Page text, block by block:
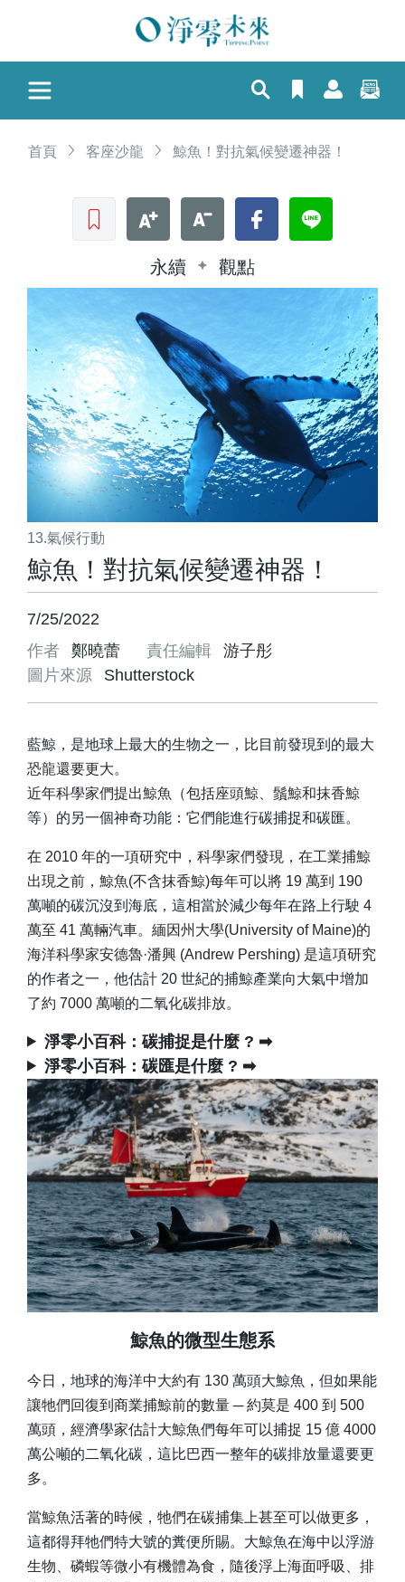
首頁 客座沙龍 鯨魚！對抗氣候變遷神器！
收藏文章 文字加大 文字縮小 Facebook
永續 觀點
13.氣候行動
鯨魚！對抗氣候變遷神器！
7/25/2022
作者
鄭曉蕾 責任編輯
游子彤
圖片來源
Shutterstock
藍鯨，是地球上最大的生物之一，比目前發現到的最大
恐龍還要更大。
近年科學家們提出鯨魚（包括座頭鯨、鬚鯨和抹香鯨
等）的另一個神奇功能：它們能進行碳捕捉和碳匯。
在 2010 年的一項研究中，科學家們發現，在工業捕鯨
出現之前，鯨魚(不含抹香鯨)每年可以將 19 萬到 190
萬噸的碳沉沒到海底，這相當於減少每年在路上行駛 4
萬至 41 萬輛汽車。緬因州大學(University of Maine)的
海洋科學家安德魯·潘興 (Andrew Pershing) 是這項研究
的作者之一，他估計 20 世紀的捕鯨產業向大氣中增加
了約 7000 萬噸的二氧化碳排放。
淨零小百科：碳捕捉是什麼 ? ➡
淨零小百科：碳匯是什麼 ? ➡
鯨魚的微型生態系
今日，地球的海洋中大約有 130 萬頭大鯨魚，但如果能
讓牠們回復到商業捕鯨前的數量 ─ 約莫是 400 到 500
萬頭，經濟學家估計大鯨魚們每年可以捕捉 15 億 4000
萬公噸的二氧化碳，這比巴西一整年的碳排放量還要更
多。
當鯨魚活著的時候，牠們在碳捕集上甚至可以做更多，
這都得拜牠們特大號的糞便所賜。大鯨魚在海中以浮游
生物、磷蝦等微小有機體為食，隨後浮上海面呼吸、排